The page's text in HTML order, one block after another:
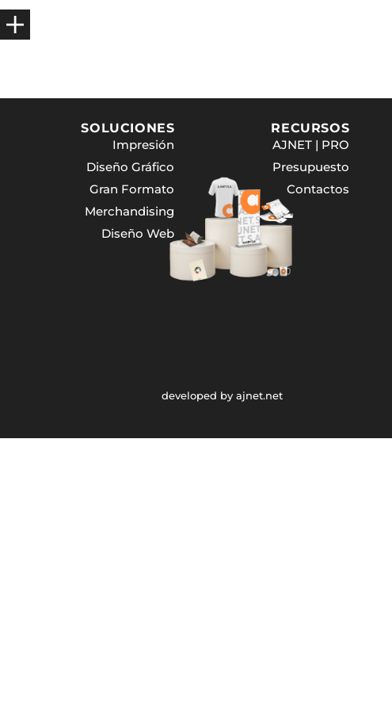
SOLUCIONES
Impresión
Diseño Gráfico
Gran Formato
Merchandising
Diseño Web
RECURSOS
AJNET | PRO
Presupuesto
Contactos
developed by ajnet.net